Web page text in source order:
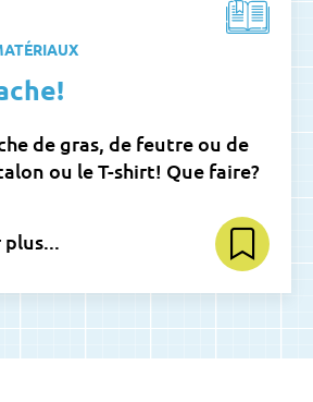
de gras, de feutre ou de
ou le T-shirt! Que faire?
plus...